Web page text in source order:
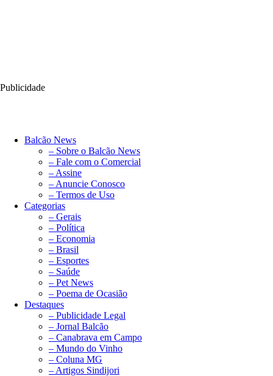
Publicidade
Balcão News
– Sobre o Balcão News
– Fale com o Comercial
– Assine
– Anuncie Conosco
– Termos de Uso
Categorias
– Gerais
– Política
– Economia
– Brasil
– Esportes
– Saúde
– Pet News
– Poema de Ocasião
Destaques
– Publicidade Legal
– Jornal Balcão
– Canabrava em Campo
– Mundo do Vinho
– Coluna MG
– Artigos Sindijori